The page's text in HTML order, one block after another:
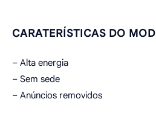
CARATERÍSTICAS DO MOD
– Alta energia
– Sem sede
– Anúncios removidos